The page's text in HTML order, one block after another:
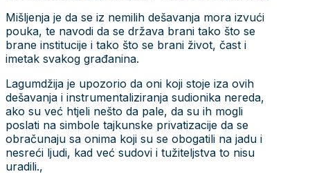
Mišljenja je da se iz nemilih dešavanja mora izvući
pouka, te navodi da se država brani tako što se
brane institucije i tako što se brani život, čast i
imetak svakog građanina.
Lagumdžija je upozorio da oni koji stoje iza ovih
dešavanja i instrumentaliziranja sudionika nereda,
ako su već htjeli nešto da pale, da su ih mogli
poslati na simbole tajkunske privatizacije da se
obračunaju sa onima koji su se obogatili na jadu i
nesreći ljudi, kad već sudovi i tužiteljstva to nisu
uradili.,